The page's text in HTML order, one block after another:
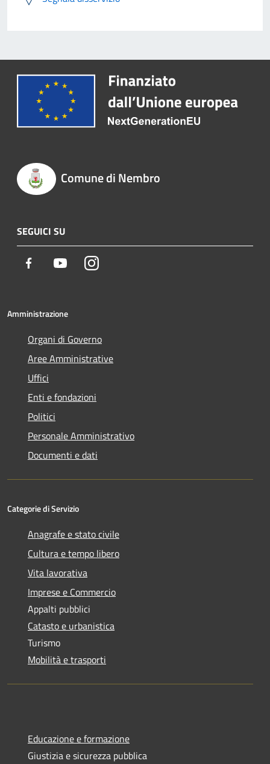
Comune di Nembro
SEGUICI SU
Facebook YoutubeInstagram
Amministrazione
Organi di Governo
Aree Amministrative
Uffici
Enti e fondazioni
Politici
Personale Amministrativo
Documenti e dati
Categorie di Servizio
Anagrafe e stato civile
Cultura e tempo libero
Vita lavorativa
Imprese e Commercio
Appalti pubblici
Catasto e urbanistica
Turismo
Mobilità e trasporti
Educazione e formazione
Giustizia e sicurezza pubblica